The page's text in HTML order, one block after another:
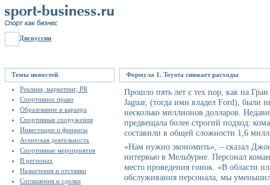
Дискуссии
Темы новостей
Реклама, маркетинг, PR
Спортивное право
Образование и карьера
Спортивные сооружения
Инвестиции и финансы
Агентская деятельность
Спортивные мероприятия
В регионах
Назначения и отставки
Соглашения и сделки
Формула 1. Toyota снижает расходы
Прошло пять лет с тех пор, как на
Jaguar, (тогда ими владел Ford), были
несколько миллионов долларов.
предвещала более строгий подход:
составили в общей сложности 1,6
«Нам нужно экономить», – сказал
интервью в Мельбурне. Персонал
место проведения гонок. «В области
обслуживания персонала, мы